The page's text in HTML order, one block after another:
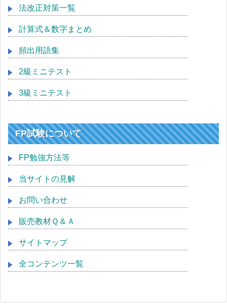
法改正対策一覧
計算式＆数字まとめ
頻出用語集
2級ミニテスト
3級ミニテスト
FP試験について
FP勉強方法等
当サイトの見解
お問い合わせ
販売教材Ｑ＆Ａ
サイトマップ
全コンテンツ一覧